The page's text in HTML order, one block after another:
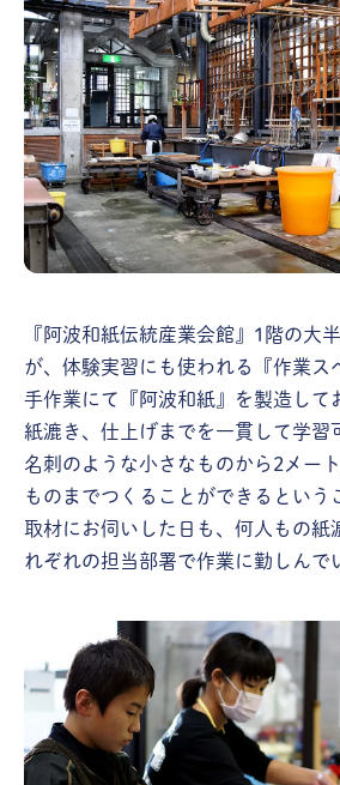
『阿波和紙伝統産業会館』1階の大
が、体験実習にも使われる『作業ス
手作業にて『阿波和紙』を製造して
紙漉き、仕上げまでを一貫して学習
名刺のような小さなものから2メー
ものまでつくることができるという
取材にお伺いした日も、何人もの紙
れぞれの担当部署で作業に勤しんで